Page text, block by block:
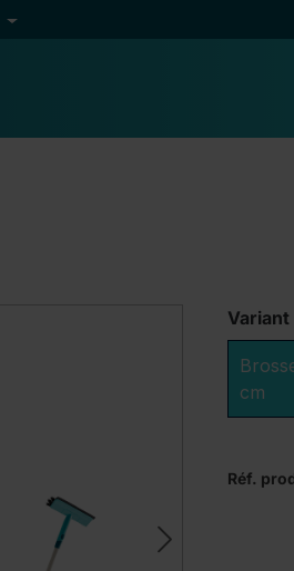
Variant
cm
Réf.